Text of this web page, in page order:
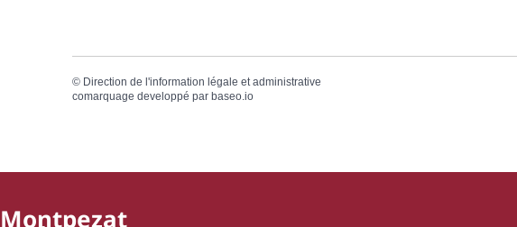
© Direction de l'information légale et administrative
comarquage developpé par baseo.io
Montpezat